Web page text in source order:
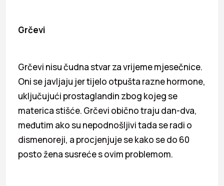
Grčevi
Grčevi nisu čudna stvar za vrijeme mjesečnice.
Oni se javljaju jer tijelo otpušta razne hormone,
uključujući prostaglandin zbog kojeg se
materica stišće. Grčevi obično traju dan-dva,
međutim ako su nepodnošljivi tada se radi o
dismenoreji, a procjenjuje se kako se do 60
posto žena susreće s ovim problemom.